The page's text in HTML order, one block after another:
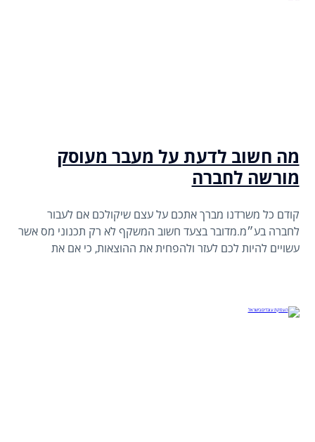
מה חשוב לדעת על מעבר מעוסק
מורשה לחברה
קודם כל משרדנו מברך אתכם על עצם שיקולכם אם לעבור
לחברה בע״מ.מדובר בצעד חשוב המשקף לא רק תכנוני מס אשר
עשויים להיות לכם לעזר ולהפחית את ההוצאות, כי אם את